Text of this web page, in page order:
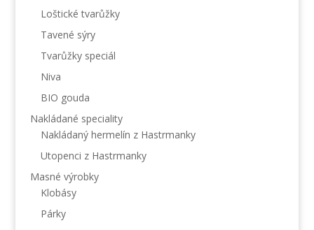
Loštické tvarůžky
Tavené sýry
Tvarůžky speciál
Niva
BIO gouda
Nakládané speciality
Nakládaný hermelín z Hastrmanky
Utopenci z Hastrmanky
Masné výrobky
Klobásy
Párky